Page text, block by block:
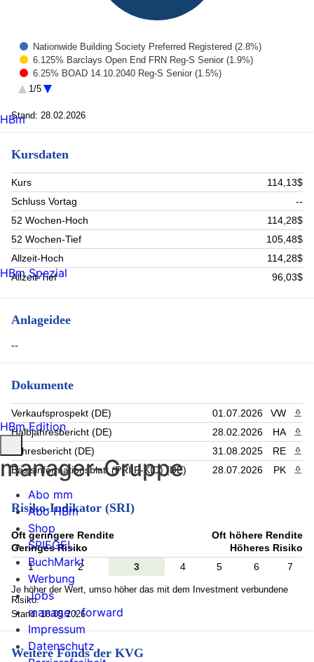
Nationwide Building Society Preferred Registered (2.8%)
6.125% Barclays Open End FRN Reg-S Senior (1.9%)
6.25% BOAD 14.10.2040 Reg-S Senior (1.5%)
Structured Note Gldman Sachs FC 02.02.36 on Solact (1.3%)
7.125% SocieteGenerale Open End FRN Reg-S Junior S (1.1%)
5.125% Saudi Arabia 13.01.2028 Reg-S Senior (0.9%)
1/5
Stand: 28.02.2026
Kursdaten
Kurs
114,13$
Schluss Vortag
--
52 Wochen-Hoch
114,28$
52 Wochen-Tief
105,48$
Allzeit-Hoch
114,28$
Allzeit-Tief
96,03$
Anlageidee
--
Dokumente
Verkaufsprospekt (DE) 01.07.2026 VW
Halbjahresbericht (DE)
28.02.2026 HA
Jahresbericht (DE)
31.08.2025 RE
Basisinformationsblatt (PRIIP-KID) (DE)
28.07.2026 PK
Risiko-Indikator (SRI)
Oft geringere Rendite
Geringes Risiko
Oft höhere Rendite
Höheres Risiko
1
2 3 4 5 6 7
Je höher der Wert, umso höher das mit dem Investment verbundene
Risiko.
Stand: 18.05.2026
Weitere Fonds der KVG
HBm
HBm Spezial
HBm Edition
manager-Gruppe
Abo mm
Abo HBm
Shop
SPIEGEL
BuchMarkt
Werbung
Jobs
manage › forward
Impressum
Datenschutz